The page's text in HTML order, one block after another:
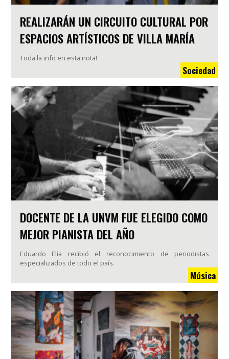
REALIZARÁN UN CIRCUITO CULTURAL POR
ESPACIOS ARTÍSTICOS DE VILLA MARÍA
Toda la info en esta nota!
Sociedad
DOCENTE DE LA UNVM FUE ELEGIDO COMO
MEJOR PIANISTA DEL AÑO
Eduardo Elía recibió el reconocimiento de periodistas
especializados de todo el país.
Música